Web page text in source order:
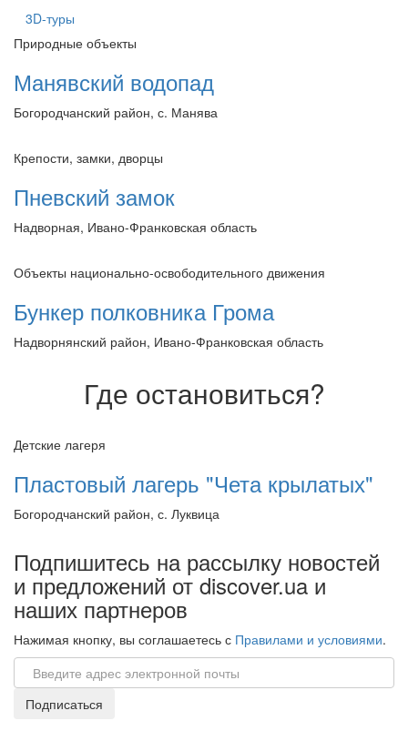
3D-туры
Природные объекты
Манявский водопад
Богородчанский район, с. Манява
Крепости, замки, дворцы
Пневский замок
Надворная, Ивано-Франковская область
Объекты национально-освободительного движения
Бункер полковника Грома
Надворнянский район, Ивано-Франковская область
Где остановиться?
Детские лагеря
Пластовый лагерь "Чета крылатых"
Богородчанский район, с. Луквица
Подпишитесь на рассылку новостей
и предложений от discover.ua и
наших партнеров
Нажимая кнопку, вы соглашаетесь с Правилами и условиями.
Email
Подписаться